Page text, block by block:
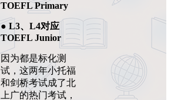
TOEFL Primary
● L3、L4对应
TOEFL Junior
因为都是标化测
试，这两年小托福
和剑桥考试成了北
上广的热门考试，